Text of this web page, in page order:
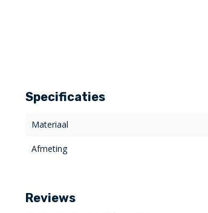
Specificaties
Materiaal
Afmeting
Reviews